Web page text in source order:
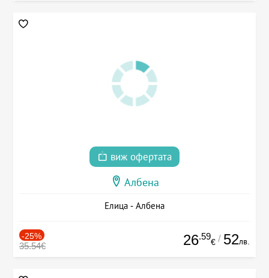
виж офертата
Албена
Елица - Албена
-25%
35.54€ 26.59
€ / 52лв.